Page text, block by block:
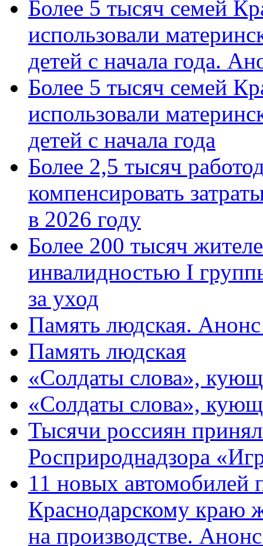
Более 5 тысяч семей
использовали
детей с начала года.
Более 5 тысяч семей
использовали
детей с начала года
Более 2,5 тысяч
компенсировать
в 2026 году
Более 200 тысяч
инвалидностью I
за уход
Память людская.
Память людская
«Солдаты слова»,
«Солдаты слова»,
Тысячи россиян
Росприроднадзора
11 новых автомобилей
Краснодарскому краю
на производстве.